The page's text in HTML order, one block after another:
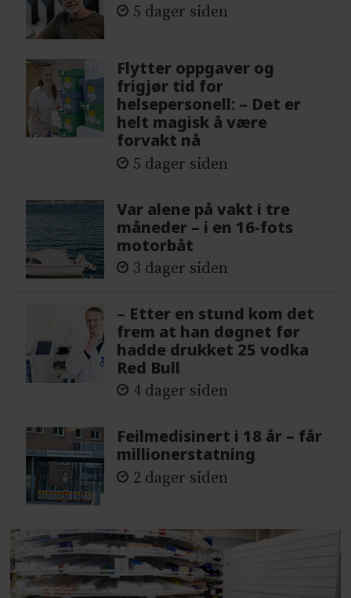
5 dager siden
Flytter oppgaver og
frigjør tid for
helsepersonell: – Det er
helt magisk å være
forvakt nå
5 dager siden
Var alene på vakt i tre
måneder – i en 16-fots
motorbåt
3 dager siden
– Etter en stund kom det
frem at han døgnet før
hadde drukket 25 vodka
Red Bull
4 dager siden
Feilmedisinert i 18 år – får
millionerstatning
2 dager siden